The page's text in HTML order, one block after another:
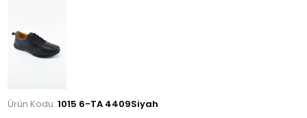
Ürün Kodu: 1015 6-TA 4409Siyah